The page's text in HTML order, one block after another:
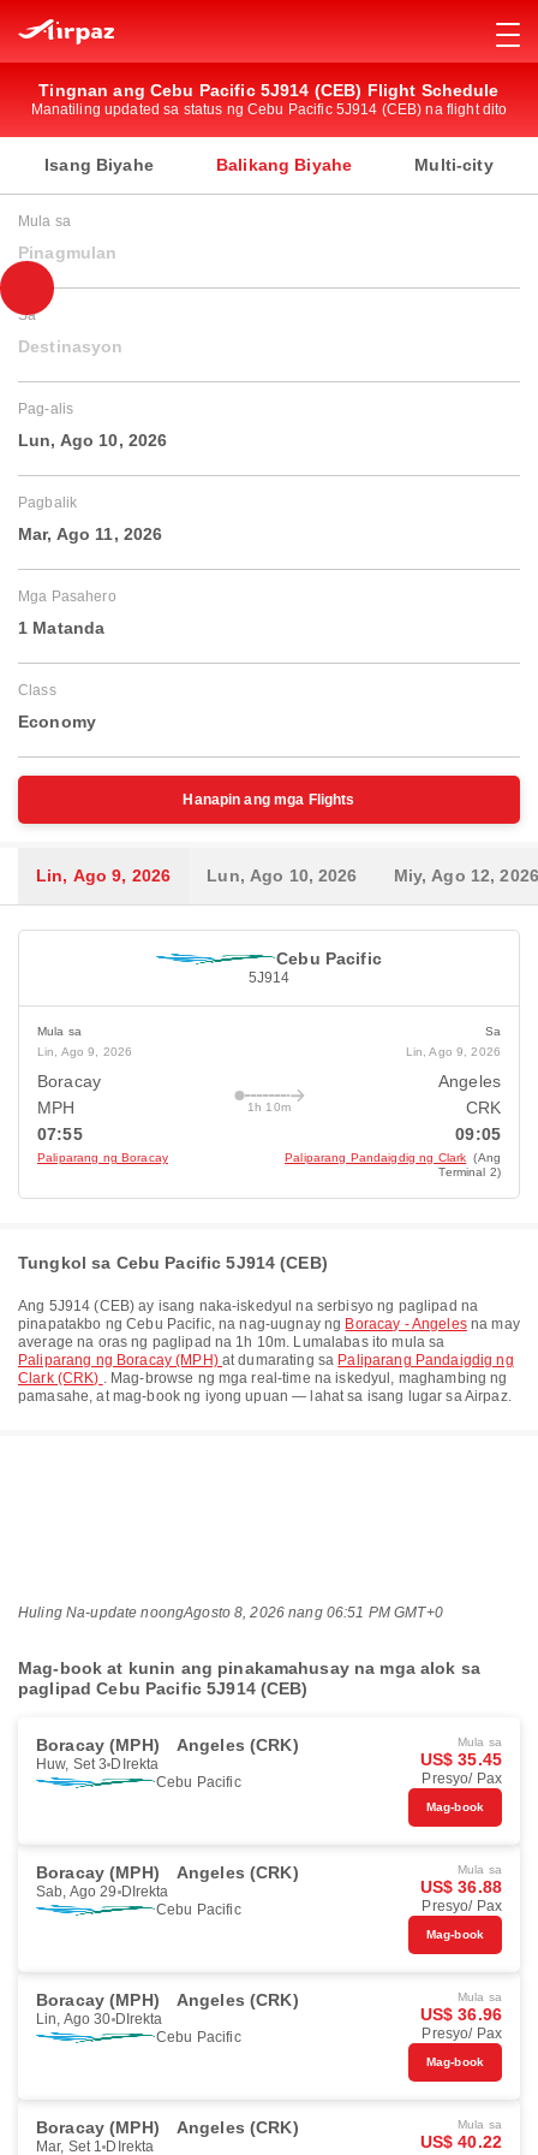
Tingnan ang Cebu Pacific 5J914 (CEB) Flight Schedule
Manatiling updated sa status ng Cebu Pacific 5J914 (CEB) na flight dito
Isang Biyahe Balikang Biyahe Multi-city
Mula sa
Pinagmulan
Sa
Destinasyon
Pag-alis
Lun, Ago 10, 2026
Pagbalik
Mar, Ago 11, 2026
Mga Pasahero
1 Matanda
Class
Economy
Hanapin ang mga Flights
Lin, Ago 9, 2026 Lun, Ago 10, 2026 Miy, Ago 12,
Cebu Pacific
5J914
Mula sa
Lin, Ago 9, 2026
Boracay
MPH
07:55
Paliparang ng Boracay
1h 10m
Sa
Lin, Ago 9, 2026
Angeles
CRK
09:05
Paliparang Pandaigdig ng Clark (Ang
Terminal 2)
Tungkol sa Cebu Pacific 5J914 (CEB)
Ang 5J914 (CEB) ay isang naka-iskedyul na serbisyo ng paglipad na
pinapatakbo ngCebu Pacific, na nag-uugnay ng Boracay - Angelesna may
average na oras ng paglipad na 1h 10m. Lumalabas ito mula sa
Paliparang ng Boracay (MPH) at dumarating sa Paliparang Pandaigdig ng
Clark (CRK) . Mag-browse ng mga real-time na iskedyul, maghambing ng
pamasahe, at mag-book ng iyong upuan — lahat sa isang lugar sa Airpaz.
Huling Na-update noongAgosto 8, 2026 nang 06:51 PM GMT+0
Mag-book at kunin ang pinakamahusay na mga alok sa
paglipad Cebu Pacific 5J914 (CEB)
Boracay (MPH) Angeles (CRK)
Huw, Set 3 DIrekta
Cebu Pacific
Mula sa
US$ 35.45
Presyo/ Pax
Mag-book
Boracay (MPH) Angeles (CRK)
Sab, Ago 29 DIrekta
Cebu Pacific
Mula sa
US$ 36.88
Presyo/ Pax
Mag-book
Boracay (MPH) Angeles (CRK)
Lin, Ago 30 DIrekta
Cebu Pacific
Mula sa
US$ 36.96
Presyo/ Pax
Mag-book
Boracay (MPH) Angeles (CRK)
Mar, Set 1 DIrekta
Mula sa
US$ 40.22